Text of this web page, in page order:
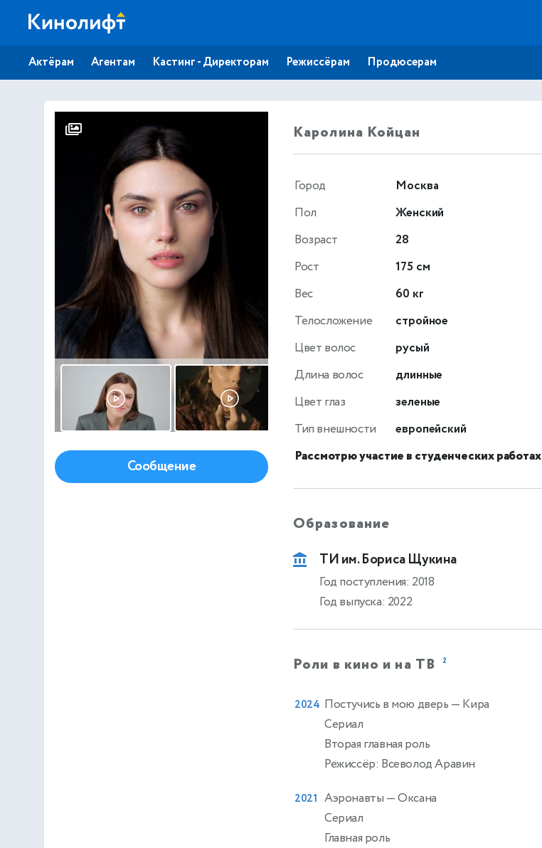
Актёрам Агентам Кастинг - Директорам Режиссёрам Продюсерам
Сообщение
Каролина Койцан
Город
Москва
Пол
Женский
Возраст
28
Рост
175 см
Вес
60 кг
Телосложение
стройное
Цвет волос
русый
Длина волос
длинные
Цвет глаз
зеленые
Тип внешности
европейский
Рассмотрю участие в студенческих работах
Образование
ТИ им. Бориса Щукина
Год поступления: 2018
Год выпуска: 2022
Роли в кино и на ТВ 2
2024 Постучись в мою дверь — Кира
Сериал
Вторая главная роль
Режиссёр: Всеволод Аравин
2021 Аэронавты — Оксана
Сериал
Главная роль